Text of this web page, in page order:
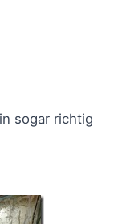
sogar richtig